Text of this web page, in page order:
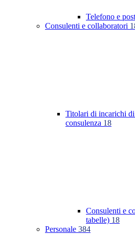
Telefono e
Consulenti e collaboratori
Titolari di incarichi
consulenza 18
Consulenti e
tabelle) 18
Personale 384